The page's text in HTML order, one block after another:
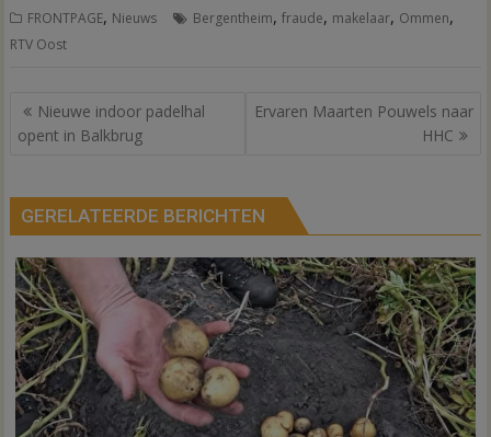
FRONTPAGE, Nieuws Bergentheim,fraude, makelaar, Ommen,
RTV Oost
Bericht
navigatie
Nieuwe indoor padelhal
opent in Balkbrug
Ervaren Maarten Pouwels naar
HHC
GERELATEERDE BERICHTEN